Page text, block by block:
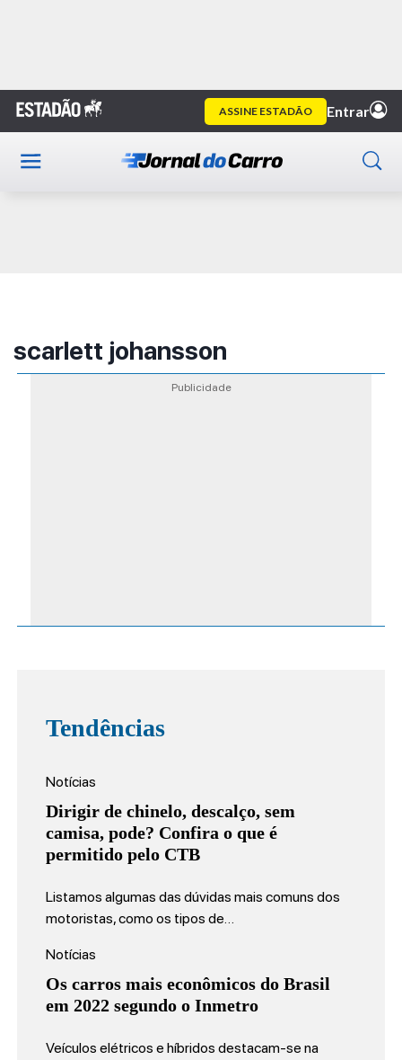
Home
Publicidade
scarlett johansson
Publicidade
Tendências
Notícias
Dirigir de chinelo, descalço, sem
camisa, pode? Confira o que é
permitido pelo CTB
Listamos algumas das dúvidas mais comuns dos
motoristas, como os tipos de…
Notícias
Os carros mais econômicos do Brasil
em 2022 segundo o Inmetro
Veículos elétricos e híbridos destacam-se na